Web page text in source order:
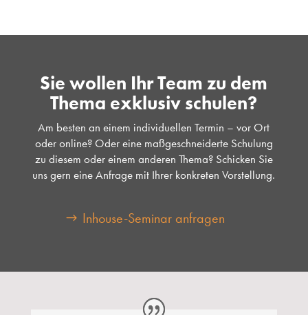
Sie wollen Ihr Team zu dem
Thema exklusiv schulen?
Am besten an einem individuellen Termin – vor Ort
oder online? Oder eine maßgeschneiderte Schulung
zu diesem oder einem anderen Thema? Schicken Sie
uns gern eine Anfrage mit Ihrer konkreten Vorstellung.
Inhouse-Seminar anfragen